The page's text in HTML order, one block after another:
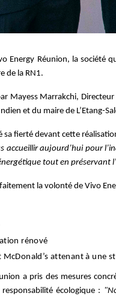
Energy Réunion, la société
de la RN1.
Mayess Marrakchi,
et du maire de L’Etang-
sa fierté devant cette
accueillir aujourd’hui pour
tout en préservant
la volonté de Vivo
rénové
attenant à une
a pris des mesures
écologique :